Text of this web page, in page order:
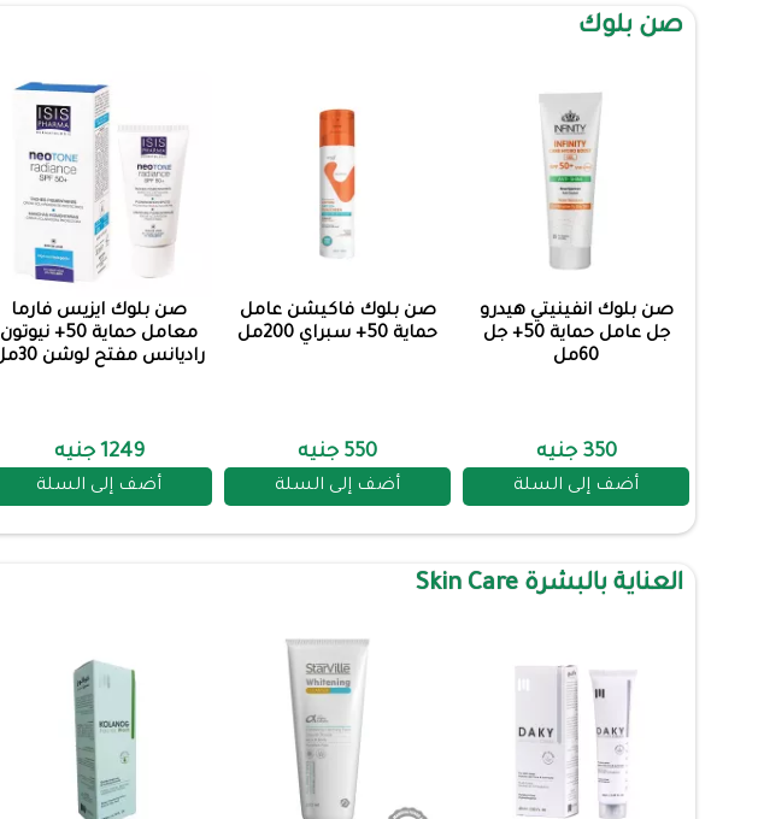
صن بلوك
صن بلوك انفينيتي هيدرو
جل عامل حماية 50+ جل
60مل
350 جنيه
أضف إلى السلة
صن بلوك فاكيشن عامل
حماية 50+ سبراي 200مل
550 جنيه
أضف إلى السلة
صن بلوك ايزيس فارما
معامل حماية 50+ نيوتون
راديانس مفتح لوشن 30مل
1249 جنيه
أضف إلى السلة
العناية بالبشرة Skin Care